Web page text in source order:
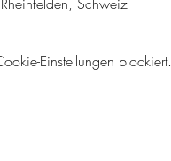
Einstellungen blockiert.